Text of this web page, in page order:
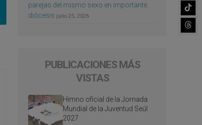
parejas del mismo sexo en importante
diócesis julio 25, 2026
PUBLICACIONES MÁS
VISTAS
Himno oficial de la Jornada
Mundial de la Juventud Seúl
2027